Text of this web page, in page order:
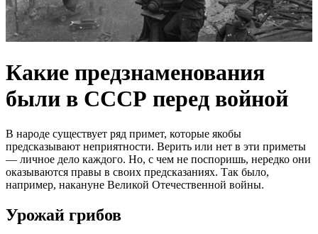
Какие предзнаменования
были в СССР перед войной
В народе существует ряд примет, которые якобы
предсказывают неприятности. Верить или нет в эти приметы
— личное дело каждого. Но, с чем не поспоришь, нередко они
оказываются правы в своих предсказаниях. Так было,
например, накануне Великой Отечественной войны.
Урожай грибов